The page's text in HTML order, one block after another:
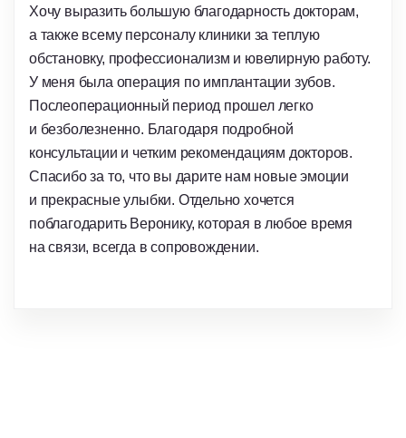
Хочу выразить большую благодарность докторам,
а также всему персоналу клиники за теплую
обстановку, профессионализм и ювелирную работу.
У меня была операция по имплантации зубов.
Послеоперационный период прошел легко
и безболезненно. Благодаря подробной
консультации и четким рекомендациям докторов.
Спасибо за то, что вы дарите нам новые эмоции
и прекрасные улыбки. Отдельно хочется
поблагодарить Веронику, которая в любое время
на связи, всегда в сопровождении.